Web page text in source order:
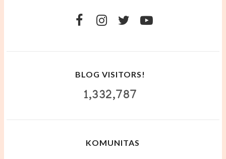
BLOG VISITORS!
1,332,787
KOMUNITAS